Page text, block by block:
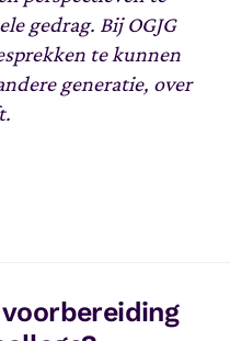
gedrag. Bij OGJG
te kunnen
generatie, over